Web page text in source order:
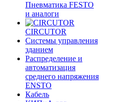
Пневматика FESTO
и аналоги
CIRCUTOR
Системы управления
зданием
Распределение и
автоматизация
среднего напряжения
ENSTO
Кабель